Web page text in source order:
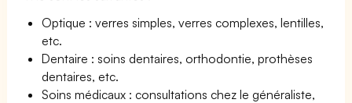
Optique : verres simples, verres complexes, lentilles,
etc.
Dentaire : soins dentaires, orthodontie, prothèses
dentaires, etc.
Soins médicaux : consultations chez le généraliste,